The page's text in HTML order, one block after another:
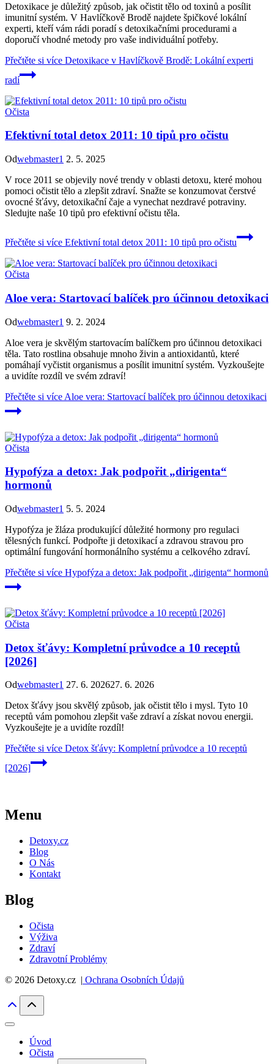
Detoxikace je důležitý způsob, jak očistit tělo od toxinů a posílit
imunitní systém. V Havlíčkově Brodě najdete špičkové lokální
experti, kteří vám rádi poradí s detoxikačními procedurami a
doporučí vhodné metody pro vaše individuální potřeby.
Přečtěte si více Detoxikace v Havlíčkově Brodě: Lokální experti
radí
Očista
Efektivní total detox 2011: 10 tipů pro očistu
Odwebmaster1 2. 5. 2025
V roce 2011 se objevily nové trendy v oblasti detoxu, které mohou
pomoci očistit tělo a zlepšit zdraví. Snažte se konzumovat čerstvé
ovocné šťávy, detoxikační čaje a vynechat nezdravé potraviny.
Sledujte naše 10 tipů pro efektivní očistu těla.
Přečtěte si více Efektivní total detox 2011: 10 tipů pro očistu
Očista
Aloe vera: Startovací balíček pro účinnou detoxikaci
Odwebmaster1 9. 2. 2024
Aloe vera je skvělým startovacím balíčkem pro účinnou detoxikaci
těla. Tato rostlina obsahuje mnoho živin a antioxidantů, které
pomáhají vyčistit organismus a posílit imunitní systém. Vyzkoušejte
a uvidíte rozdíl ve svém zdraví!
Přečtěte si více Aloe vera: Startovací balíček pro účinnou detoxikaci
Očista
Hypofýza a detox: Jak podpořit „dirigenta“
hormonů
Odwebmaster1 5. 5. 2024
Hypofýza je žláza produkující důležité hormony pro regulaci
tělesných funkcí. Podpořte ji detoxikací a zdravou stravou pro
optimální fungování hormonálního systému a celkového zdraví.
Přečtěte si více Hypofýza a detox: Jak podpořit „dirigenta“ hormonů
Očista
Detox šťávy: Kompletní průvodce a 10 receptů
[2026]
Odwebmaster1 27. 6. 202627. 6. 2026
Detox šťávy jsou skvělý způsob, jak očistit tělo i mysl. Tyto 10
receptů vám pomohou zlepšit vaše zdraví a získat novou energii.
Vyzkoušejte je a uvidíte rozdíl!
Přečtěte si více Detox šťávy: Kompletní průvodce a 10 receptů
[2026]
Menu
Detoxy.cz
Blog
O Nás
Kontakt
Blog
Očista
Výživa
Zdraví
Zdravotní Problémy
© 2026 Detoxy.cz | Ochrana Osobních Údajů
Úvod
Očista